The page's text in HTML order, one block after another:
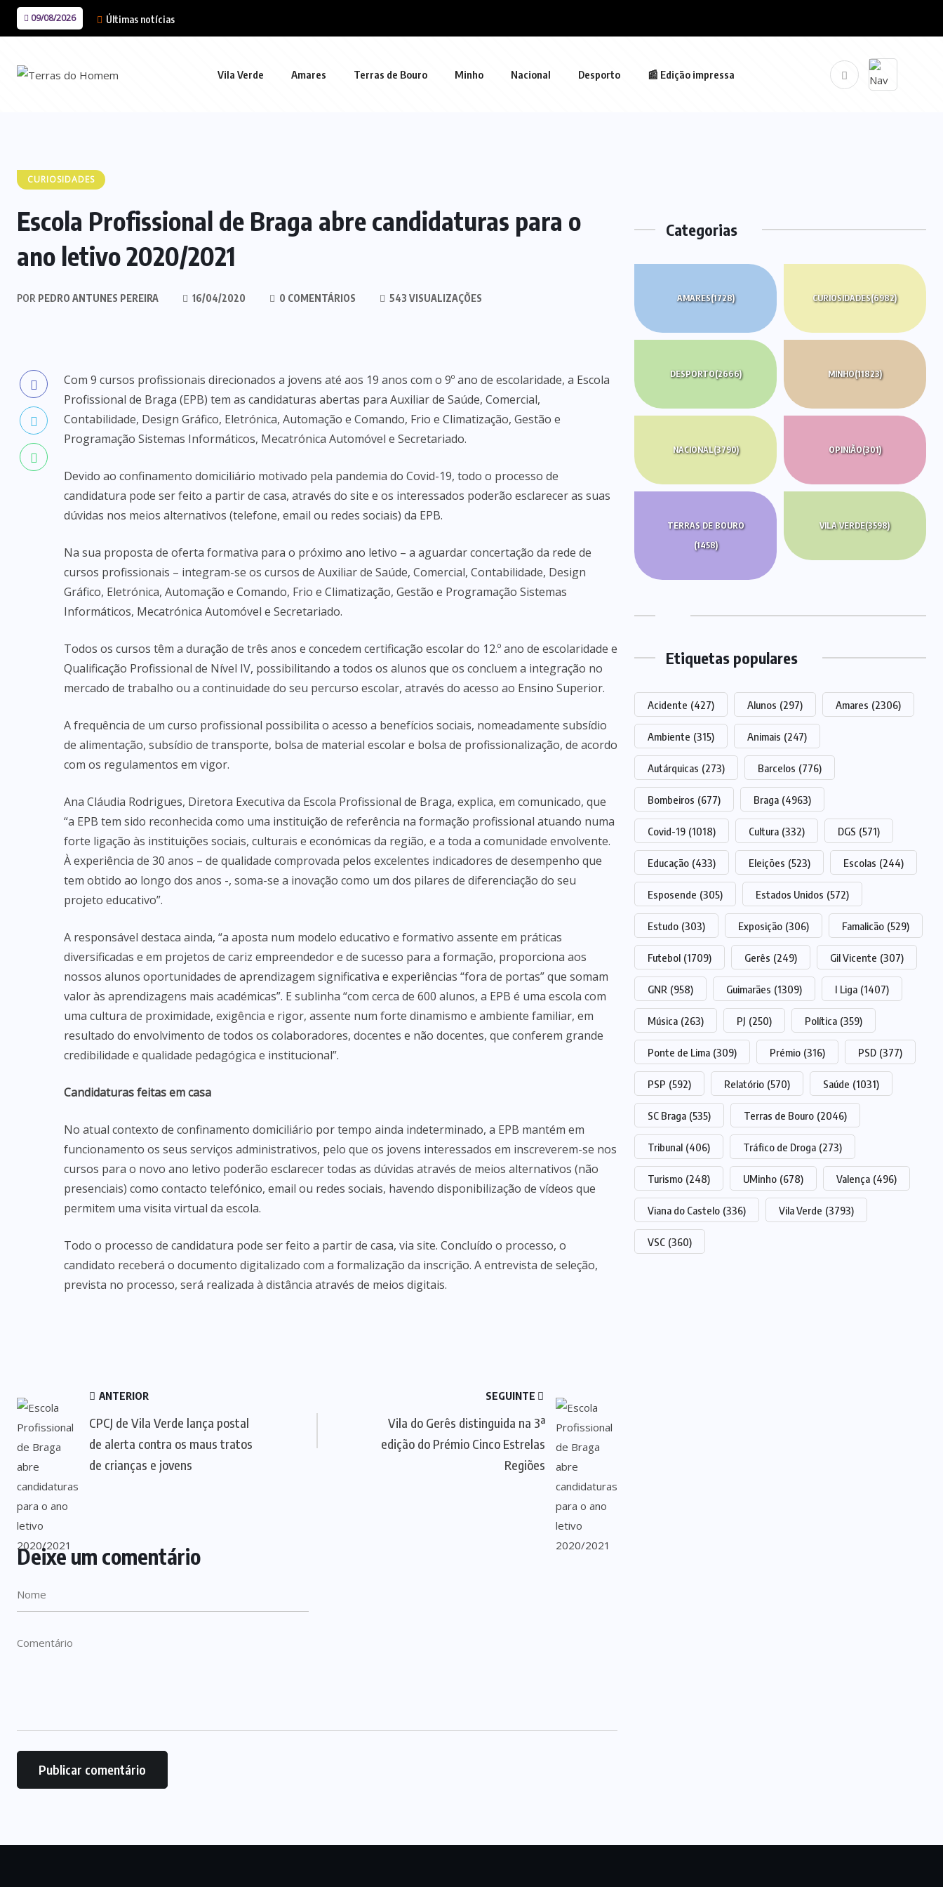
09/08/2026 Últimas notícias
Vila Verde Amares Terras de Bouro Minho Nacional Desporto 📰 Edição impressa
CURIOSIDADES
Escola Profissional de Braga abre candidaturas para o
ano letivo 2020/2021
POR PEDRO ANTUNES PEREIRA 16/04/2020 0 COMENTÁRIOS 543 VISUALIZAÇÕES
Com 9 cursos profissionais direcionados a jovens até aos 19 anos com o 9º ano de escolaridade, a Escola
Profissional de Braga (EPB) tem as candidaturas abertas para Auxiliar de Saúde, Comercial,
Contabilidade, Design Gráfico, Eletrónica, Automação e Comando, Frio e Climatização, Gestão e
Programação Sistemas Informáticos, Mecatrónica Automóvel e Secretariado.
Devido ao confinamento domiciliário motivado pela pandemia do Covid-19, todo o processo de
candidatura pode ser feito a partir de casa, através do site e os interessados poderão esclarecer as suas
dúvidas nos meios alternativos (telefone, email ou redes sociais) da EPB.
Na sua proposta de oferta formativa para o próximo ano letivo – a aguardar concertação da rede de
cursos profissionais – integram-se os cursos de Auxiliar de Saúde, Comercial, Contabilidade, Design
Gráfico, Eletrónica, Automação e Comando, Frio e Climatização, Gestão e Programação Sistemas
Informáticos, Mecatrónica Automóvel e Secretariado.
Todos os cursos têm a duração de três anos e concedem certificação escolar do 12.º ano de escolaridade e
Qualificação Profissional de Nível IV, possibilitando a todos os alunos que os concluem a integração no
mercado de trabalho ou a continuidade do seu percurso escolar, através do acesso ao Ensino Superior.
A frequência de um curso profissional possibilita o acesso a benefícios sociais, nomeadamente subsídio
de alimentação, subsídio de transporte, bolsa de material escolar e bolsa de profissionalização, de acordo
com os regulamentos em vigor.
Ana Cláudia Rodrigues, Diretora Executiva da Escola Profissional de Braga, explica, em comunicado, que
“a EPB tem sido reconhecida como uma instituição de referência na formação profissional atuando numa
forte ligação às instituições sociais, culturais e económicas da região, e a toda a comunidade envolvente.
À experiência de 30 anos – de qualidade comprovada pelos excelentes indicadores de desempenho que
tem obtido ao longo dos anos -, soma-se a inovação como um dos pilares de diferenciação do seu
projeto educativo”.
A responsável destaca ainda, “a aposta num modelo educativo e formativo assente em práticas
diversificadas e em projetos de cariz empreendedor e de sucesso para a formação, proporciona aos
nossos alunos oportunidades de aprendizagem significativa e experiências “fora de portas” que somam
valor às aprendizagens mais académicas”. E sublinha “com cerca de 600 alunos, a EPB é uma escola com
uma cultura de proximidade, exigência e rigor, assente num forte dinamismo e ambiente familiar, em
resultado do envolvimento de todos os colaboradores, docentes e não docentes, que conferem grande
credibilidade e qualidade pedagógica e institucional”.
Candidaturas feitas em casa
No atual contexto de confinamento domiciliário por tempo ainda indeterminado, a EPB mantém em
funcionamento os seus serviços administrativos, pelo que os jovens interessados em inscreverem-se nos
cursos para o novo ano letivo poderão esclarecer todas as dúvidas através de meios alternativos (não
presenciais) como contacto telefónico, email ou redes sociais, havendo disponibilização de vídeos que
permitem uma visita virtual da escola.
Todo o processo de candidatura pode ser feito a partir de casa, via site. Concluído o processo, o
candidato receberá o documento digitalizado com a formalização da inscrição. A entrevista de seleção,
prevista no processo, será realizada à distância através de meios digitais.
ANTERIOR
CPCJ de Vila Verde lança postal
de alerta contra os maus tratos
de crianças e jovens
SEGUINTE
Vila do Gerês distinguida na 3ª
edição do Prémio Cinco Estrelas
Regiões
Deixe um comentário
Categorias
AMARES(1728) CURIOSIDADES(6982)
DESPORTO(2666) MINHO(11823)
NACIONAL(3790) OPINIÃO(301)
TERRAS DE BOURO
(1458)
VILA VERDE(3598)
Etiquetas populares
Acidente (427) Alunos (297) Amares (2306)
Ambiente (315) Animais (247)
Autárquicas (273) Barcelos (776)
Bombeiros (677) Braga (4963)
Covid-19 (1018) Cultura (332) DGS (571)
Educação (433) Eleições (523) Escolas (244)
Esposende (305) Estados Unidos (572)
Estudo (303) Exposição (306) Famalicão (529)
Futebol (1709) Gerês (249) Gil Vicente (307)
GNR (958) Guimarães (1309) I Liga (1407)
Música (263) PJ (250) Política (359)
Ponte de Lima (309) Prémio (316) PSD (377)
PSP (592) Relatório (570) Saúde (1031)
SC Braga (535) Terras de Bouro (2046)
Tribunal (406) Tráfico de Droga (273)
Turismo (248) UMinho (678) Valença (496)
Viana do Castelo (336) Vila Verde (3793)
VSC (360)